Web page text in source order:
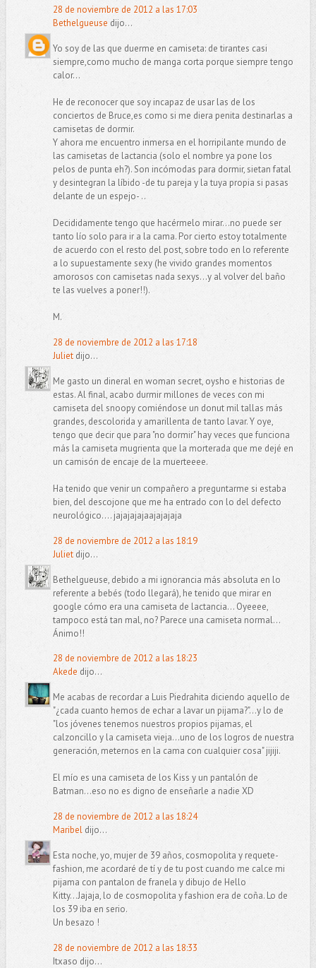
28 de noviembre de 2012 a las 17:03
Bethelgueuse dijo...
Yo soy de las que duerme en camiseta: de tirantes casi
siempre,como mucho de manga corta porque siempre tengo
calor...
He de reconocer que soy incapaz de usar las de los
conciertos de Bruce,es como si me diera penita destinarlas a
camisetas de dormir.
Y ahora me encuentro inmersa en el horripilante mundo de
las camisetas de lactancia (solo el nombre ya pone los
pelos de punta eh?). Son incómodas para dormir, sietan fatal
y desintegran la líbido -de tu pareja y la tuya propia si pasas
delante de un espejo- ..
Decididamente tengo que hacérmelo mirar...no puede ser
tanto lío solo para ir a la cama. Por cierto estoy totalmente
de acuerdo con el resto del post, sobre todo en lo referente
a lo supuestamente sexy (he vivido grandes momentos
amorosos con camisetas nada sexys...y al volver del baño
te las vuelves a poner!!).
M.
28 de noviembre de 2012 a las 17:18
Julietdijo...
Me gasto un dineral en woman secret, oysho e historias de
estas. Al final, acabo durmir millones de veces con mi
camiseta del snoopy comiéndose un donut mil tallas más
grandes, descolorida y amarillenta de tanto lavar. Y oye,
tengo que decir que para "no dormir" hay veces que funciona
más la camiseta mugrienta que la morterada que me dejé en
un camisón de encaje de la muerteeee.
Ha tenido que venir un compañero a preguntarme si estaba
bien, del descojone que me ha entrado con lo del defecto
neurológico.... jajajajajaajajajaja
28 de noviembre de 2012 a las 18:19
Julietdijo...
Bethelgueuse, debido a mi ignorancia más absoluta en lo
referente a bebés (todo llegará), he tenido que mirar en
google cómo era una camiseta de lactancia... Oyeeee,
tampoco está tan mal, no? Parece una camiseta normal...
Ánimo!!
28 de noviembre de 2012 a las 18:23
Akede dijo...
Me acabas de recordar a Luis Piedrahita diciendo aquello de
"¿cada cuanto hemos de echar a lavar un pijama?"...y lo de
"los jóvenes tenemos nuestros propios pijamas, el
calzoncillo y la camiseta vieja...uno de los logros de nuestra
generación, meternos en la cama con cualquier cosa" jijiji.
El mío es una camiseta de los Kiss y un pantalón de
Batman...eso no es digno de enseñarle a nadie XD
28 de noviembre de 2012 a las 18:24
Maribeldijo...
Esta noche, yo, mujer de 39 años, cosmopolita y requete-
fashion, me acordaré de tí y de tu post cuando me calce mi
pijama con pantalon de franela y dibujo de Hello
Kitty...Jajaja, lo de cosmopolita y fashion era de coña. Lo de
los 39 iba en serio.
Un besazo !
28 de noviembre de 2012 a las 18:33
Itxaso dijo...